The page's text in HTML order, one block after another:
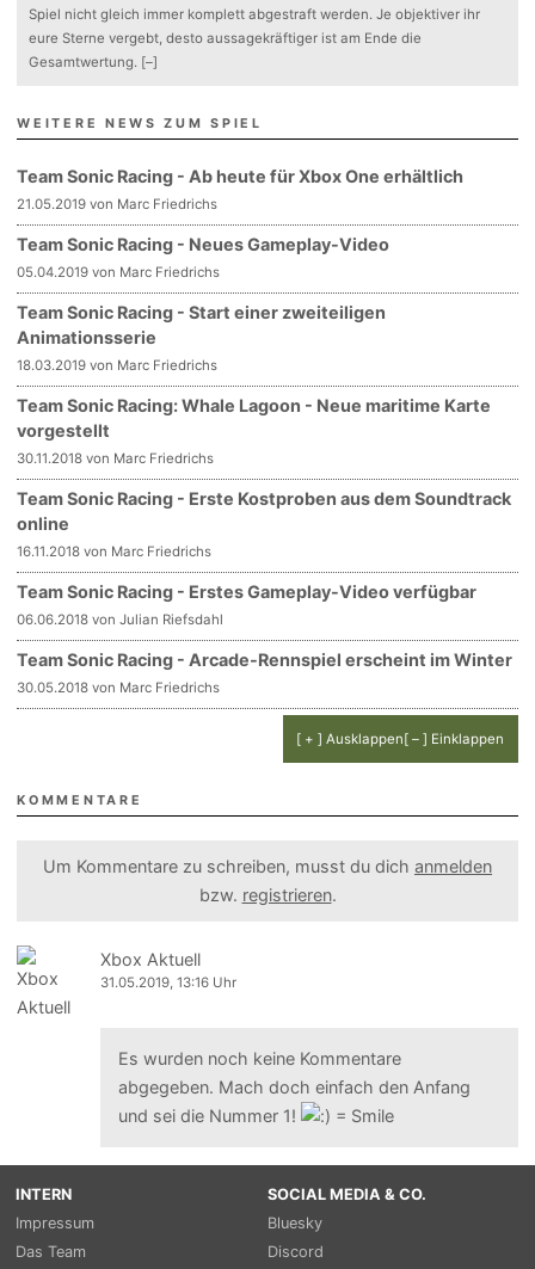
Spiel nicht gleich immer komplett abgestraft werden. Je objektiver ihr
eure Sterne vergebt, desto aussagekräftiger ist am Ende die
Gesamtwertung. [–]
WEITERE NEWS ZUM SPIEL
Team Sonic Racing - Ab heute für Xbox One erhältlich
21.05.2019 von Marc Friedrichs
Team Sonic Racing - Neues Gameplay-Video
05.04.2019 von Marc Friedrichs
Team Sonic Racing - Start einer zweiteiligen
Animationsserie
18.03.2019 von Marc Friedrichs
Team Sonic Racing: Whale Lagoon - Neue maritime Karte
vorgestellt
30.11.2018 von Marc Friedrichs
Team Sonic Racing - Erste Kostproben aus dem Soundtrack
online
16.11.2018 von Marc Friedrichs
Team Sonic Racing - Erstes Gameplay-Video verfügbar
06.06.2018 von Julian Riefsdahl
Team Sonic Racing - Arcade-Rennspiel erscheint im Winter
30.05.2018 von Marc Friedrichs
[ + ] Ausklappen[ – ] Einklappen
KOMMENTARE
Um Kommentare zu schreiben, musst du dich anmelden
bzw. registrieren.
Xbox Aktuell
31.05.2019, 13:16 Uhr
Es wurden noch keine Kommentare
abgegeben. Mach doch einfach den Anfang
und sei die Nummer 1!
INTERN
Impressum
Das Team
SOCIAL MEDIA & CO.
Bluesky
Discord